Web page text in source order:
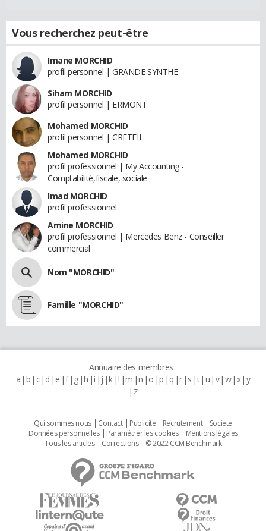
Vous recherchez peut-être
Imane MORCHID
profil personnel | GRANDE SYNTHE
Siham MORCHID
profil personnel | ERMONT
Mohamed MORCHID
profil personnel | CRETEIL
Mohamed MORCHID
profil professionnel | My Accounting -
Comptabilité,fiscale, sociale
Imad MORCHID
profil professionnel
Amine MORCHID
profil professionnel | Mercedes Benz - Conseiller
commercial
Nom "MORCHID"
Famille "MORCHID"
Annuaire des membres :
a b c d e f g h i j k l m n o p q r s t u v w x y
z
Qui sommes nous Contact Publicité Recrutement
Societé
Données personnelles
Paramétrer les cookies
Mentions légales
Tous les articles
Corrections © 2022 CCM Benchmark